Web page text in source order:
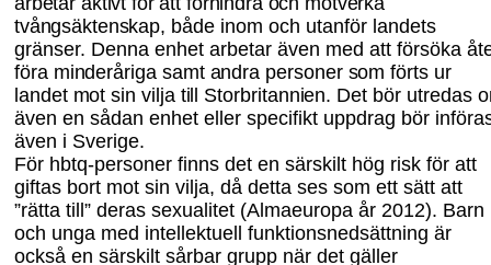
tvångsäktenskap, både inom och utanför landets
gränser. Denna enhet arbetar även med att försöka
föra minderåriga samt andra personer som förts ur
landet mot sin vilja till Storbritannien. Det bör utredas
även en sådan enhet eller specifikt uppdrag bör
även i Sverige.
För hbtq-personer finns det en särskilt hög risk för att
giftas bort mot sin vilja, då detta ses som ett sätt att
”rätta till” deras sexualitet (Almaeuropa år 2012). Barn
och unga med intellektuell funktionsnedsättning är
också en särskilt sårbar grupp när det gäller